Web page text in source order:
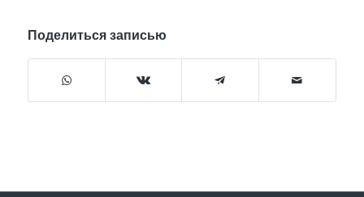
Поделиться записью